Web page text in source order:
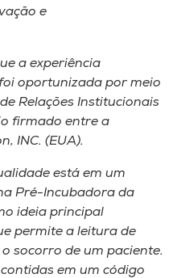
e
a experiência
oportunizada por meio
Relações Institucionais
firmado entre a
INC. (EUA).
está em um
Pré-Incubadora da
ideia principal
permite a leitura de
socorro de um paciente.
em um código